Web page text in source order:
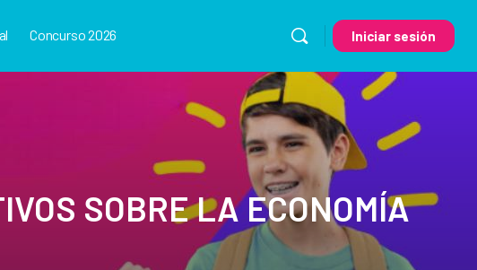
Concurso 2026 Iniciar sesión
SOBRE LA ECONOMÍA